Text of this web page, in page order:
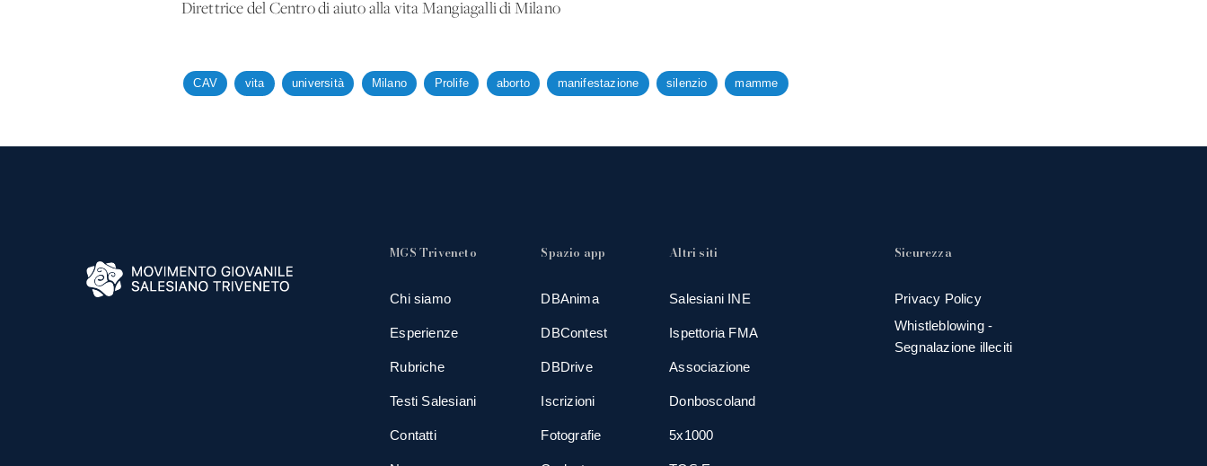
Direttrice del Centro di aiuto alla vita Mangiagalli di Milano
CAV vita università Milano Prolife aborto manifestazione silenzio mamme
MGS Triveneto
Chi siamo
Esperienze
Rubriche
Testi Salesiani
Contatti
Spazio app
DBAnima
DBContest
DBDrive
Iscrizioni
Fotografie
Altri siti
Salesiani INE
Ispettoria FMA
Associazione
Donboscoland
5x1000
Sicurezza
Privacy Policy
Whistleblowing -
Segnalazione illeciti